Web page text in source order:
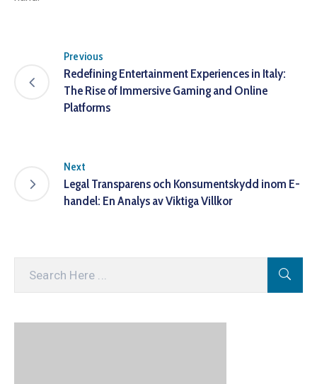
Previous
Redefining Entertainment Experiences in Italy:
The Rise of Immersive Gaming and Online
Platforms
Next
Legal Transparens och Konsumentskydd inom E-
handel: En Analys av Viktiga Villkor